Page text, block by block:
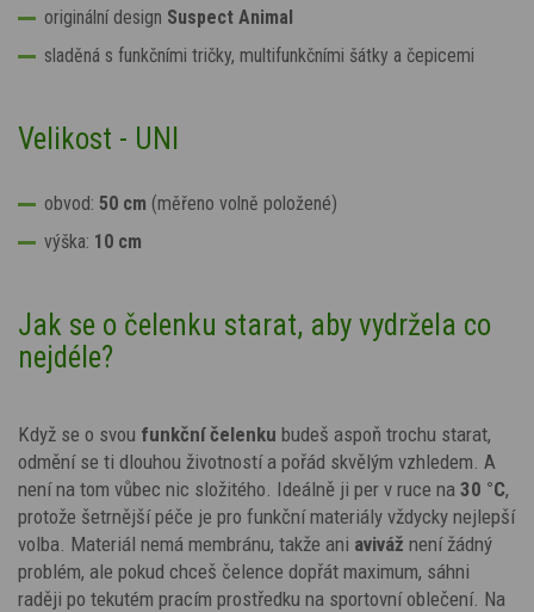
originální design Suspect Animal
sladěná s funkčními tričky, multifunkčními šátky a čepicemi
Velikost - UNI
obvod: 50 cm (měřeno volně položené)
výška: 10 cm
Jak se o čelenku starat, aby vydržela co
nejdéle?
Když se o svou funkční čelenku budeš aspoň trochu starat,
odmění se ti dlouhou životností a pořád skvělým vzhledem. A
není na tom vůbec nic složitého. Ideálně ji per v ruce na 30 °C,
protože šetrnější péče je pro funkční materiály vždycky nejlepší
volba. Materiál nemá membránu, takže ani aviváž není žádný
problém, ale pokud chceš čelence dopřát maximum, sáhni
raději po tekutém pracím prostředku na sportovní oblečení. Na